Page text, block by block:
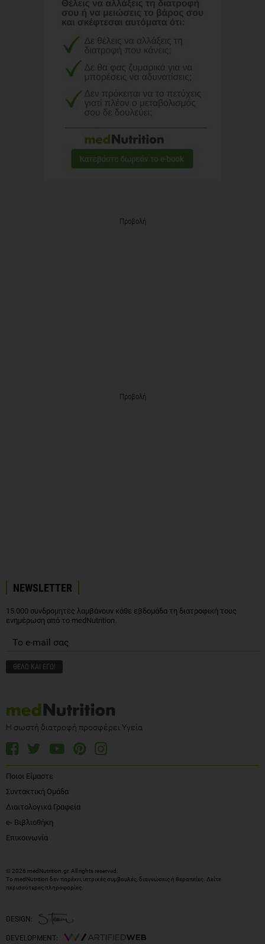
Προβολή
Προβολή
NEWSLETTER
15.000 συνδρομητές λαμβάνουν κάθε εβδομάδα τη διατροφική τους
ενημέρωση από το medNutrition.
Η σωστή διατροφή προσφέρει Υγεία
Ποιοι Είμαστε
Συντακτική Ομάδα
Διαιτολογικά Γραφεία
e- Βιβλιοθήκη
Επικοινωνία
© 2026 medNutrition.gr. All rights reserved.
Το medNutrition δεν παρέχει ιατρικές συμβουλές, διαγνώσεις ή θεραπείες. Δείτε
περισσότερες πληροφορίες.
DESIGN:
DEVELOPMENT: